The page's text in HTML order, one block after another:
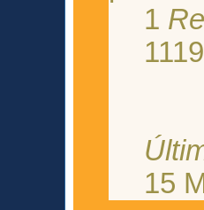
1
15